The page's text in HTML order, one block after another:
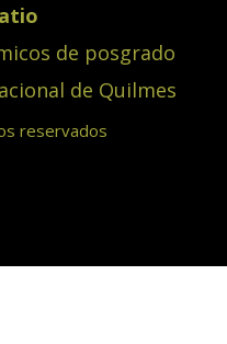
de posgrado
de Quilmes
reservados